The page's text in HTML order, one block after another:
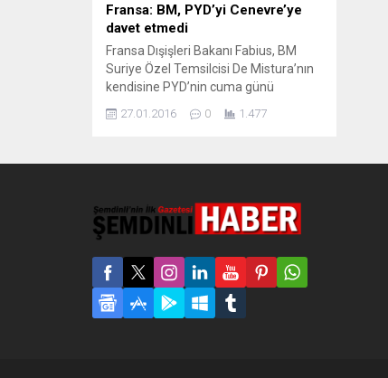
Fransa: BM, PYD’yi Cenevre’ye
davet etmedi
Fransa Dışişleri Bakanı Fabius, BM
Suriye Özel Temsilcisi De Mistura’nın
kendisine PYD’nin cuma günü
davet edilmediğini söylediğini aktardı.
France Culture Radio’nun sorularını
yanıtlayan Fabius, “BM Suriye Özel
27.01.2016 0 1.477